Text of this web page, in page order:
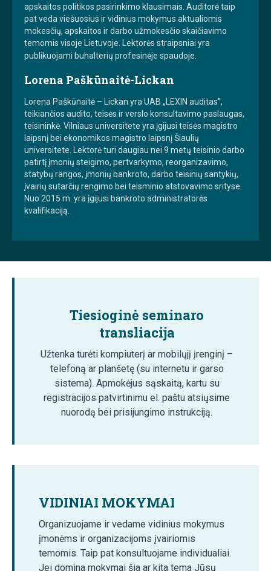
apskaitos politikos pasirinkimo klausimais. Auditorė taip
pat veda viešuosius ir vidinius mokymus aktualiomis
mokesčių, apskaitos ir darbo užmokesčio skaičiavimo
temomis visoje Lietuvoje. Lektorės straipsniai yra
publikuojami buhalterių profesinėje spaudoje.
Lorena Paškūnaitė-Lickan
Lorena Paškūnaitė – Lickan yra UAB „LEXIN auditas”,
teikiančios audito, teisės ir verslo konsultavimo paslaugas,
teisininkė. Vilniaus universitete yra įgijusi teisės magistro
laipsnį bei ekonomikos magistro laipsnį Šiaulių
universitete. Lektorė turi daugiau nei 9 metų teisinio darbo
patirtį įmonių steigimo, pertvarkymo, reorganizavimo,
statybų rangos, įmonių bankroto, darbo teisinių santykių,
įvairių sutarčių rengimo bei teisminio atstovavimo srityse.
Nuo 2015 m. yra įgijusi bankroto administratorės
kvalifikaciją.
Tiesioginė seminaro
transliacija
Užtenka turėti kompiuterį ar mobilųjį įrenginį –
telefoną ar planšetę (su internetu ir garso
sistema). Apmokėjus sąskaitą, kartu su
registracijos patvirtinimu el. paštu atsiųsime
nuorodą bei prisijungimo instrukciją.
VIDINIAI MOKYMAI
Organizuojame ir vedame vidinius mokymus
įmonėms ir organizacijoms įvairiomis
temomis. Taip pat konsultuojame individualiai.
Jei domina mokymai šia ar kita tema Jūsų